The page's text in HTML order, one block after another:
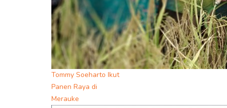
Tommy Soeharto Ikut
Panen Raya di
Merauke